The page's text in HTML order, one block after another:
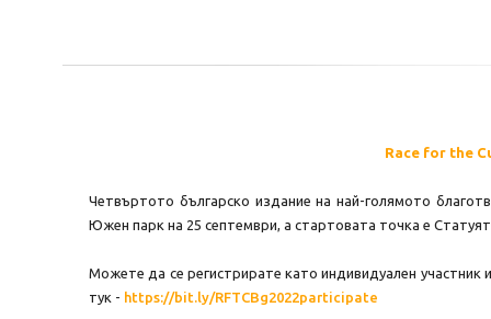
Race for the
Четвъртото българско издание на най-голямото
Южен парк на 25 септември, а стартовата точка е
Можете да се регистрирате като индивидуален участник
тук - https://bit.ly/RFTCBg2022participate